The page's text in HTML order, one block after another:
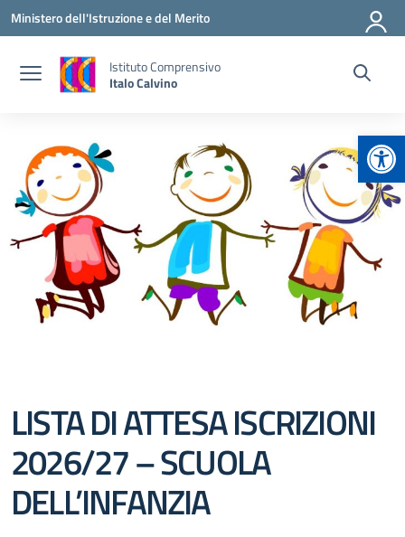
Vai ai contenuti
Vai al menu di navigazione
Vai al footer
Ministero dell'Istruzione e del Merito
Istituto Comprensivo
Italo Calvino
LISTA DI ATTESA ISCRIZIONI
2026/27 – SCUOLA
DELL’INFANZIA